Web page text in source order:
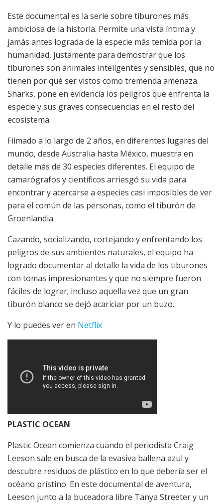
Este documental es la serie sobre tiburones más
ambiciosa de la historia. Permite una vista íntima y
jamás antes lograda de la especie más temida por la
humanidad, justamente para demostrar que los
tiburones son animales inteligentes y sensibles, que no
tienen por qué ser vistos como tremenda amenaza.
Sharks, pone en evidencia los peligros que enfrenta la
especie y sus graves consecuencias en el resto del
ecosistema.
Filmado a lo largo de 2 años, en diferentes lugares del
mundo, desde Australia hasta México, muestra en
detalle más de 30 especies diferentes. El equipo de
camarógrafos y científicos arriesgó su vida para
encontrar y acercarse a especies casi imposibles de ver
para el común de las personas, como el tiburón de
Groenlandia.
Cazando, socializando, cortejando y enfrentando los
peligros de sus ambientes naturales, el equipo ha
logrado documentar al detalle la vida de los tiburones
con tomas impresionantes y que no siempre fueron
fáciles de lograr; incluso aquella vez que un gran
tiburón blanco se dejó acariciar por un buzo.
Y lo puedes ver en Netflix
PLASTIC OCEAN
Plastic Ocean comienza cuando el periodista Craig
Leeson sale en busca de la evasiva ballena azul y
descubre residuos de plástico en lo que debería ser el
océano prístino. En este documental de aventura,
Leeson junto a la buceadora libre Tanya Streeter y un